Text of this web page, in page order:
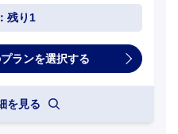
：残り1
を見る